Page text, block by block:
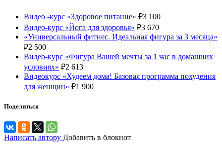
Видео -курс «Здоровое питание» ₽3 100
Видео-курс «Йога для здоровья» ₽3 670
«Универсальный фитнес. Идеальная фигура за 3 месяца»
₽2 500
Видео-курс «Фигура Вашей мечты за 1 час в домашних
условиях» ₽2 613
Видеокурс «Худеем дома! Базовая программа похудения
для женщин» ₽1 900
Поделиться
Написать автору Добавить в блокнот